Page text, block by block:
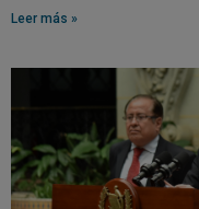
Leer más »